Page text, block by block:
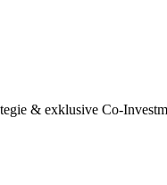
& exklusive Co-